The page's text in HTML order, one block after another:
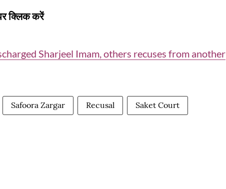
क्लिक करें
Sharjeel Imam, others recuses from another
Safoora Zargar Recusal Saket Court